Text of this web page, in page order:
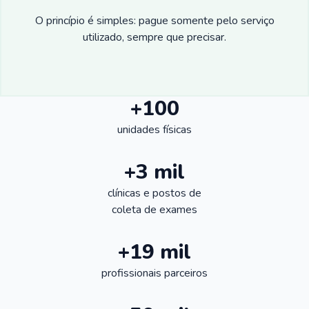
O princípio é simples: pague somente pelo serviço
utilizado, sempre que precisar.
+100
unidades físicas
+3 mil
clínicas e postos de
coleta de exames
+19 mil
profissionais parceiros